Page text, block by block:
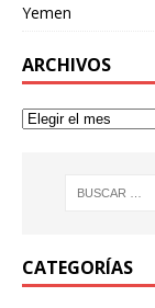
Yemen
ARCHIVOS
CATEGORÍAS